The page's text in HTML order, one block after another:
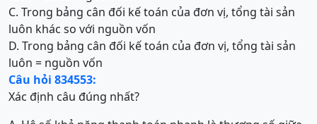
C. Trong bảng cân đối kế toán của đơn vị, tổng tài sản
luôn khác so với nguồn vốn
D. Trong bảng cân đối kế toán của đơn vị, tổng tài sản
luôn = nguồn vốn
Câu hỏi 834553:
Xác định câu đúng nhất?